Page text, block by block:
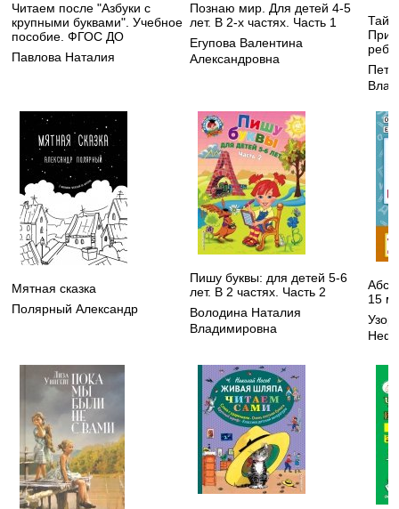
Читаем после "Азбуки с
крупными буквами". Учебное
пособие. ФГОС ДО
Павлова Наталия
Познаю мир. Для детей 4-5
лет. В 2-х частях. Часть 1
Егупова Валентина
Александровна
Мятная сказка
Полярный Александр
Пишу буквы: для детей 5-6
лет. В 2 частях. Часть 2
Володина Наталия
Владимировна
15